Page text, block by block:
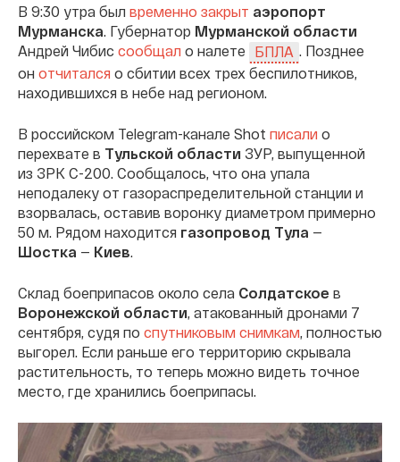
В 9:30 утра был временно закрыт аэропорт
Мурманска. Губернатор Мурманской области
Андрей Чибис сообщал о налете БПЛА . Позднее
он отчитался о сбитии всех трех беспилотников,
находившихся в небе над регионом.
В российском Telegram-канале Shot писали о
перехвате в Тульской области ЗУР, выпущенной
из ЗРК С-200. Сообщалось, что она упала
неподалеку от газораспределительной станции и
взорвалась, оставив воронку диаметром примерно
50 м. Рядом находится газопровод Тула —
Шостка — Киев.
Склад боеприпасов около села Солдатское в
Воронежской области, атакованный дронами 7
сентября, судя по спутниковым снимкам, полностью
выгорел. Если раньше его территорию скрывала
растительность, то теперь можно видеть точное
место, где хранились боеприпасы.